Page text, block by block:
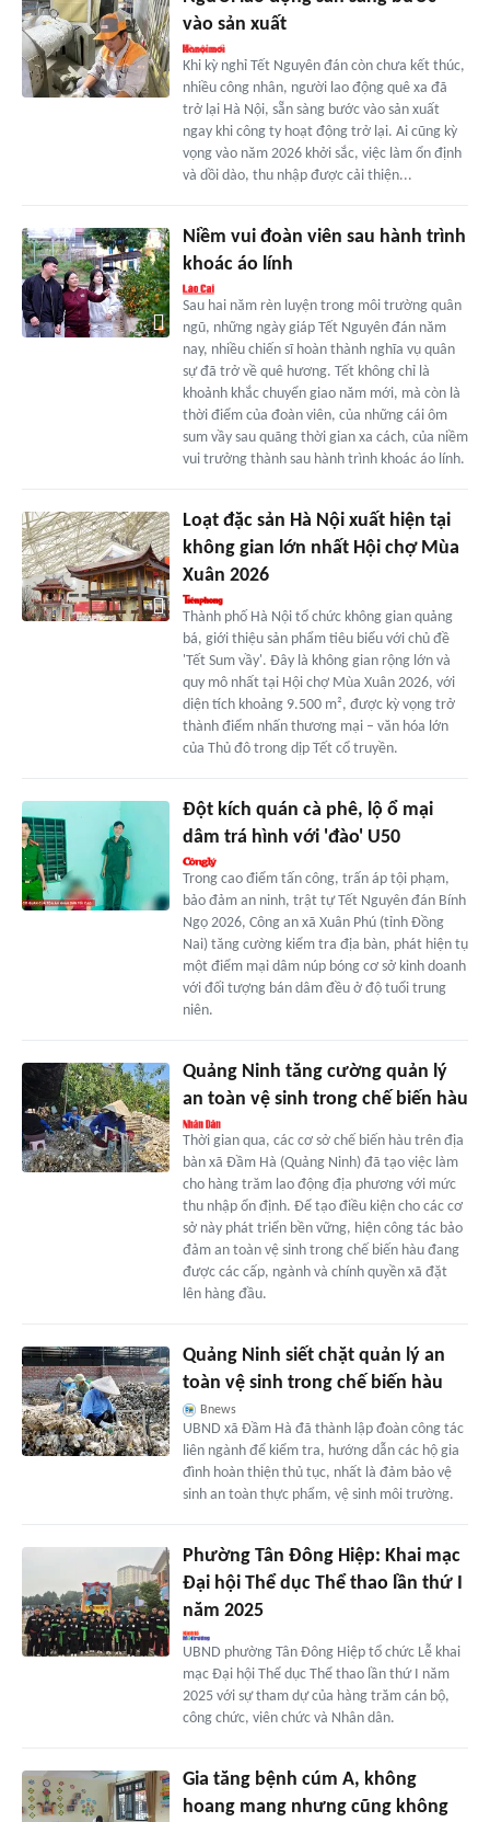
vào sản xuất
Khi kỳ nghỉ Tết Nguyên đán còn chưa kết thúc,
nhiều công nhân, người lao động quê xa đã
trở lại Hà Nội, sẵn sàng bước vào sản xuất
ngay khi công ty hoạt động trở lại. Ai cũng kỳ
vọng vào năm 2026 khởi sắc, việc làm ổn định
và dồi dào, thu nhập được cải thiện...
Niềm vui đoàn viên sau hành trình
khoác áo lính
Sau hai năm rèn luyện trong môi trường quân
ngũ, những ngày giáp Tết Nguyên đán năm
nay, nhiều chiến sĩ hoàn thành nghĩa vụ quân
sự đã trở về quê hương. Tết không chỉ là
khoảnh khắc chuyển giao năm mới, mà còn là
thời điểm của đoàn viên, của những cái ôm
sum vầy sau quãng thời gian xa cách, của niềm
vui trưởng thành sau hành trình khoác áo lính.
Loạt đặc sản Hà Nội xuất hiện tại
không gian lớn nhất Hội chợ Mùa
Xuân 2026
Thành phố Hà Nội tổ chức không gian quảng
bá, giới thiệu sản phẩm tiêu biểu với chủ đề
'Tết Sum vầy'. Đây là không gian rộng lớn và
quy mô nhất tại Hội chợ Mùa Xuân 2026, với
diện tích khoảng 9.500 m², được kỳ vọng trở
thành điểm nhấn thương mại – văn hóa lớn
của Thủ đô trong dịp Tết cổ truyền.
Đột kích quán cà phê, lộ ổ mại
dâm trá hình với 'đào' U50
Trong cao điểm tấn công, trấn áp tội phạm,
bảo đảm an ninh, trật tự Tết Nguyên đán Bính
Ngọ 2026, Công an xã Xuân Phú (tỉnh Đồng
Nai) tăng cường kiểm tra địa bàn, phát hiện tụ
một điểm mại dâm núp bóng cơ sở kinh doanh
với đối tượng bán dâm đều ở độ tuổi trung
niên.
Quảng Ninh tăng cường quản lý
an toàn vệ sinh trong chế biến hàu
Thời gian qua, các cơ sở chế biến hàu trên địa
bàn xã Đầm Hà (Quảng Ninh) đã tạo việc làm
cho hàng trăm lao động địa phương với mức
thu nhập ổn định. Để tạo điều kiện cho các cơ
sở này phát triển bền vững, hiện công tác bảo
đảm an toàn vệ sinh trong chế biến hàu đang
được các cấp, ngành và chính quyền xã đặt
lên hàng đầu.
Quảng Ninh siết chặt quản lý an
toàn vệ sinh trong chế biến hàu
Bnews
UBND xã Đầm Hà đã thành lập đoàn công tác
liên ngành để kiểm tra, hướng dẫn các hộ gia
đình hoàn thiện thủ tục, nhất là đảm bảo vệ
sinh an toàn thực phẩm, vệ sinh môi trường.
Phường Tân Đông Hiệp: Khai mạc
Đại hội Thể dục Thể thao lần thứ I
năm 2025
UBND phường Tân Đông Hiệp tổ chức Lễ khai
mạc Đại hội Thể dục Thể thao lần thứ I năm
2025 với sự tham dự của hàng trăm cán bộ,
công chức, viên chức và Nhân dân.
Gia tăng bệnh cúm A, không
hoang mang nhưng cũng không